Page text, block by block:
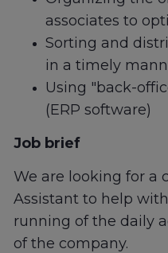
associates to
Sorting and
in a timely
Using "back-
(ERP software)
Job brief
We are looking for a
Assistant to help
running of the daily
of the company.